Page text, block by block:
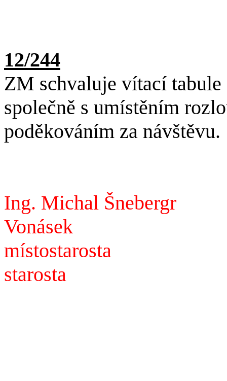
12/244
ZM schvaluje vítací
společně s umístěním
poděkováním za návštěvu.
Ing. Michal Šnebergr
Vonásek
místostarosta
starosta